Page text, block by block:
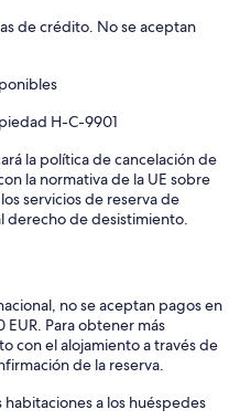
de crédito. No se aceptan
H-C-9901
la política de cancelación de
la normativa de la UE sobre
servicios de reserva de
derecho de desistimiento.
no se aceptan pagos en
Para obtener más
con el alojamiento a través de
de la reserva.
habitaciones a los huéspedes